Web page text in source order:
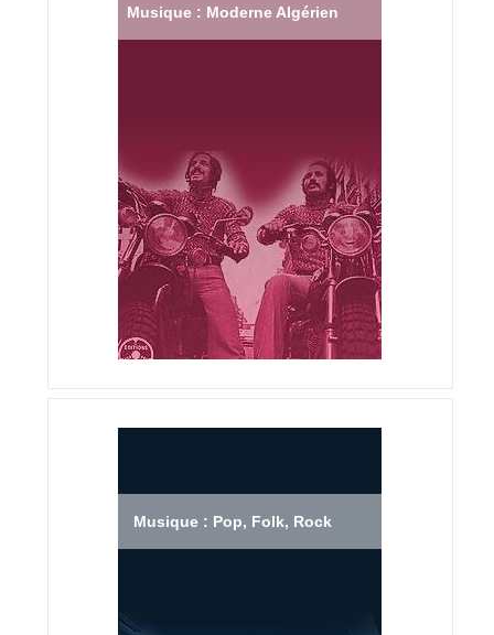
Musique : Moderne Algérien
Musique : Pop, Folk, Rock